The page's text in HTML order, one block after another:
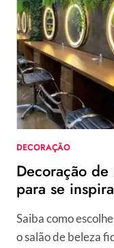
DECORAÇÃO
Decoração
para se
Saiba como
o salão de beleza